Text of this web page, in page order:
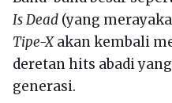
Is Dead (yang
Tipe-Xakan kembali
deretan hits abadi
generasi.